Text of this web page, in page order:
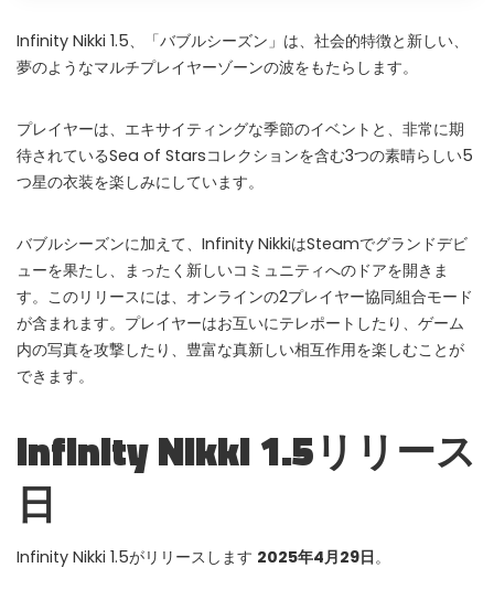
WHY JOIN THE CHANNEL?
ALL PERKS — ZERO NOISE • 100% FREE
▲COLLAPSE
No subscription, no credit card required — ever
Limited-time game codes
Infinity Nikki 1.5、「バブルシーズン」は、社会的特徴と新しい、
夢のようなマルチプレイヤーゾーンの波をもたらします。
プレイヤーは、エキサイティングな季節のイベントと、非常に期
待されているSea of​​ Starsコレクションを含む3つの素晴らしい5
つ星の衣装を楽しみにしています。
バブルシーズンに加えて、Infinity NikkiはSteamでグランドデビ
ューを果たし、まったく新しいコミュニティへのドアを開きま
す。このリリースには、オンラインの2プレイヤー協同組合モード
が含まれます。プレイヤーはお互いにテレポートしたり、ゲーム
内の写真を攻撃したり、豊富な真新しい相互作用を楽しむことが
できます。
Infinity Nikki 1.5リリース
日
Infinity Nikki 1.5がリリースします 2025年4月29日。